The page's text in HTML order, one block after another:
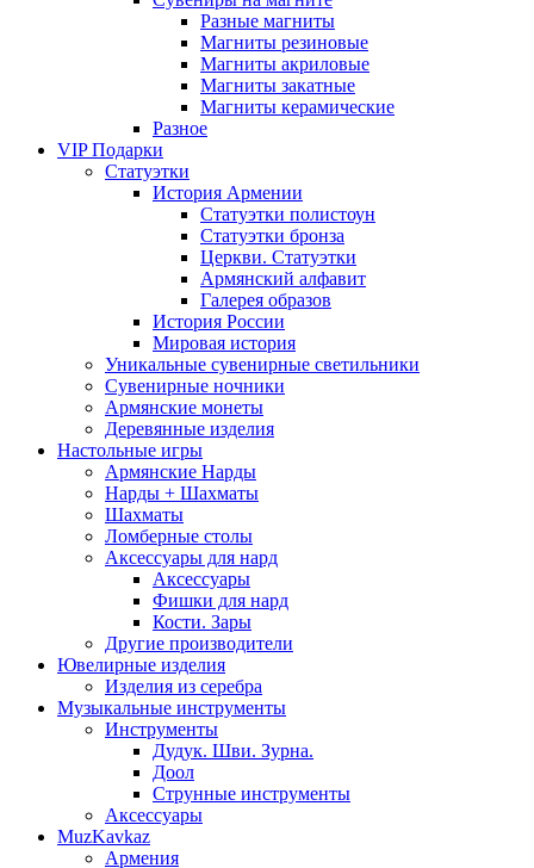
Разные магниты
Магниты резиновые
Магниты акриловые
Магниты закатные
Магниты керамические
Разное
VIP Подарки
Статуэтки
История Армении
Статуэтки полистоун
Статуэтки бронза
Церкви. Статуэтки
Армянский алфавит
Галерея образов
История России
Мировая история
Уникальные сувенирные светильники
Сувенирные ночники
Армянские монеты
Деревянные изделия
Настольные игры
Армянские Нарды
Нарды + Шахматы
Шахматы
Ломберные столы
Аксессуары для нард
Аксессуары
Фишки для нард
Кости. Зары
Другие производители
Ювелирные изделия
Изделия из серебра
Музыкальные инструменты
Инструменты
Дудук. Шви. Зурна.
Доол
Струнные инструменты
Аксессуары
MuzKavkaz
Армения